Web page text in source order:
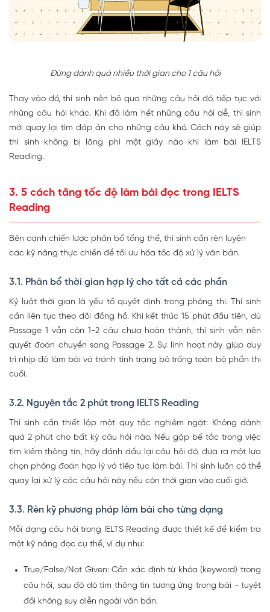
Đừng dành quá nhiều thời gian cho 1 câu hỏi
Thay vào đó, thí sinh nên bỏ qua những câu hỏi đó, tiếp tục với
những câu hỏi khác. Khi đã làm hết những câu hỏi dễ, thí sinh
mới quay lại tìm đáp án cho những câu khó. Cách này sẽ giúp
thí sinh không bị lãng phí một giây nào khi làm bài IELTS
Reading.
3. 5 cách tăng tốc độ làm bài đọc trong IELTS
Reading
Bên cạnh chiến lược phân bổ tổng thể, thí sinh cần rèn luyện
các kỹ năng thực chiến để tối ưu hóa tốc độ xử lý văn bản.
3.1. Phân bổ thời gian hợp lý cho tất cả các phần
Kỷ luật thời gian là yếu tố quyết định trong phòng thi. Thí sinh
cần liên tục theo dõi đồng hồ. Khi kết thúc 15 phút đầu tiên, dù
Passage 1 vẫn còn 1-2 câu chưa hoàn thành, thí sinh vẫn nên
quyết đoán chuyển sang Passage 2. Sự linh hoạt này giúp duy
trì nhịp độ làm bài và tránh tình trạng bỏ trống toàn bộ phần thi
cuối.
3.2. Nguyên tắc 2 phút trong IELTS Reading
Thí sinh cần thiết lập một quy tắc nghiêm ngặt: Không dành
quá 2 phút cho bất kỳ câu hỏi nào. Nếu gặp bế tắc trong việc
tìm kiếm thông tin, hãy đánh dấu lại câu hỏi đó, đưa ra một lựa
chọn phỏng đoán hợp lý và tiếp tục làm bài. Thí sinh luôn có thể
quay lại xử lý các câu hỏi này nếu còn thời gian vào cuối giờ.
3.3. Rèn kỹ phương pháp làm bài cho từng dạng
Mỗi dạng câu hỏi trong IELTS Reading được thiết kế để kiểm tra
một kỹ năng đọc cụ thể, ví dụ như:
True/False/Not Given: Cần xác định từ khóa (keyword) trong
câu hỏi, sau đó dò tìm thông tin tương ứng trong bài - tuyệt
đối không suy diễn ngoài văn bản.